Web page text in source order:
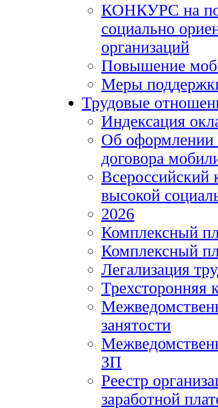
КОНКУРС на
социально
организаций
Повышение
Меры
Трудовые
Индексация
Об оформлении
договора
Всероссийский
высокой
2026
Комплексный
Комплексный
Легализация
Трехсторонняя
занятости
ЗП
Реестр
заработной